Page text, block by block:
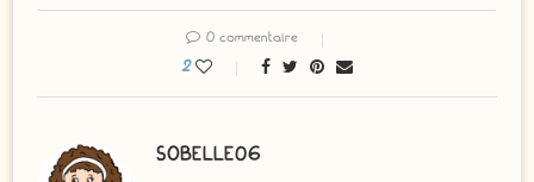
0 commentaire
2
SOBELLE06